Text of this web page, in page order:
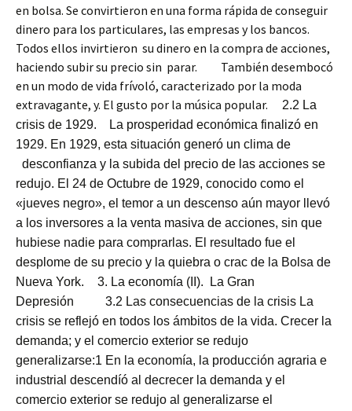
en bolsa. Se convirtieron en una forma rápida de conseguir
dinero para los particulares, las empresas y los bancos.
Todos ellos invirtieron su dinero en la compra de acciones,
haciendo subir su precio sin parar. También desembocó
en un modo de vida frívoló, caracterizado por la moda
extravagante, y. El gusto por la música popular.
2.2 La
crisis de 1929. La prosperidad económica finalizó en
1929. En 1929, esta situación generó un clima de
desconfianza y la subida del precio de las acciones se
redujo. El 24 de Octubre de 1929, conocido como el
«jueves negro», el temor a un descenso aún mayor llevó
a los inversores a la venta masiva de acciones, sin que
hubiese nadie para comprarlas. El resultado fue el
desplome de su precio y la quiebra o crac de la Bolsa de
Nueva York.
3. La economía (II). La Gran
Depresión 3.2 Las consecuencias de la crisis La
crisis se reflejó en todos los ámbitos de la vida. Crecer la
demanda; y el comercio exterior se redujo
generalizarse:1 En la economía, la producción agraria e
industrial descendíó al decrecer la demanda y el
comercio exterior se redujo al generalizarse el